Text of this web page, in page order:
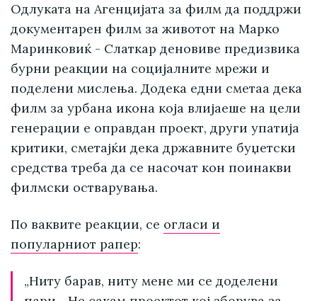
Одлуката на Агенцијата за филм да поддржи
документарен филм за животот на Марко
Маринковиќ - Слаткар деновиве предизвика
бурни реакции на социјалните мрежи и
поделени мислења. Додека едни сметаа дека
филм за урбана икона која влијаеше на цели
генерации е оправдан проект, други упатија
критики, сметајќи дека државните буџетски
средства треба да се насочат кон поинакви
филмски остварувања.
По ваквите реакции, се огласи и
популарниот рапер:
„Ниту барав, ниту мене ми се доделени